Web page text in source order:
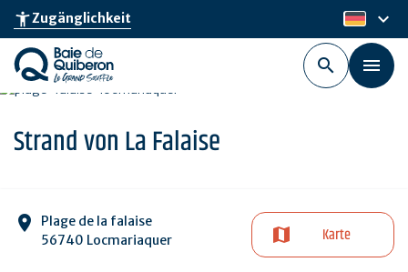
Skip
main
content
accessibility_newZugänglichkeit de
keyboard_arrow_down
Strand von La Falaise
Plage de la falaise
56740 Locmariaquer
Karte